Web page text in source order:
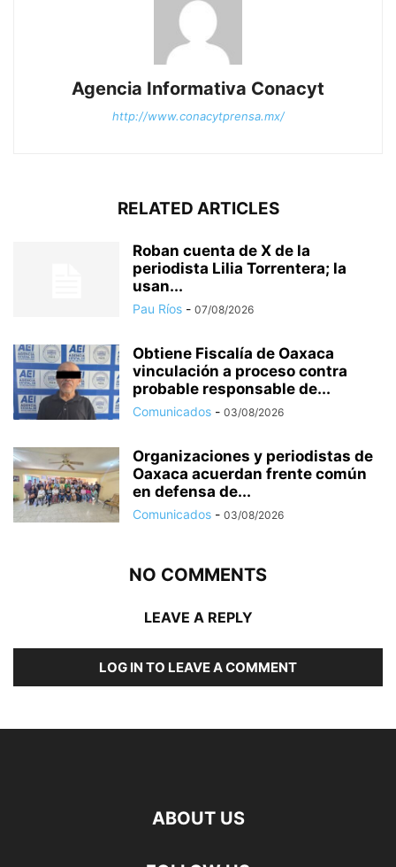
Agencia Informativa Conacyt
http://www.conacytprensa.mx/
RELATED ARTICLES
Roban cuenta de X de la
periodista Lilia Torrentera; la
usan...
Pau Ríos - 07/08/2026
Obtiene Fiscalía de Oaxaca
vinculación a proceso contra
probable responsable de...
Comunicados - 03/08/2026
Organizaciones y periodistas de
Oaxaca acuerdan frente común
en defensa de...
Comunicados - 03/08/2026
NO COMMENTS
LEAVE A REPLY
LOG IN TO LEAVE A COMMENT
ABOUT US